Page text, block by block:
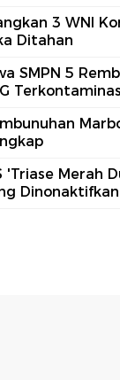
3 WNI
Ditahan
SMPN 5
'Triase Merah
Dinonaktifkan